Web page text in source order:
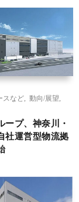
スなど
動向/展望
ープ、神奈川・
社運営型物流拠